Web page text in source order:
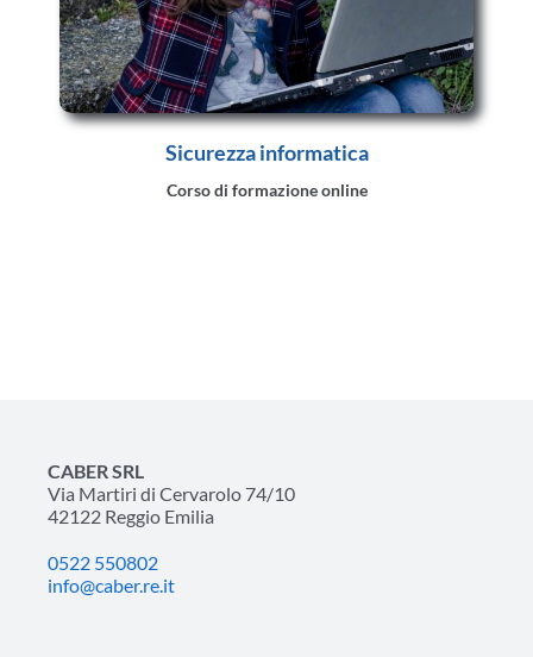
Sicurezza informatica
Corso di formazione online
CABER SRL
Via Martiri di Cervarolo 74/10
42122 Reggio Emilia
0522 550802
info@caber.re.it